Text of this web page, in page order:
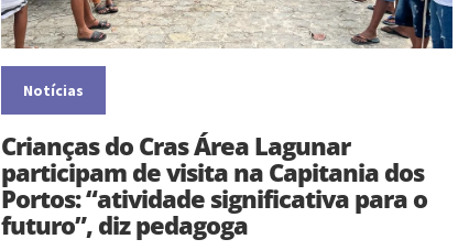
Notícias
Crianças do Cras Área Lagunar
participam de visita na Capitania dos
Portos: “atividade significativa para o
futuro”, diz pedagoga